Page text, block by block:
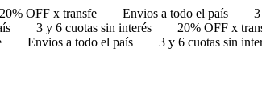
20% OFF x transfe Envios a todo el país
3 y 6 cuotas sin interés 20% OFF x
Envios a todo el país 3 y 6 cuotas sin